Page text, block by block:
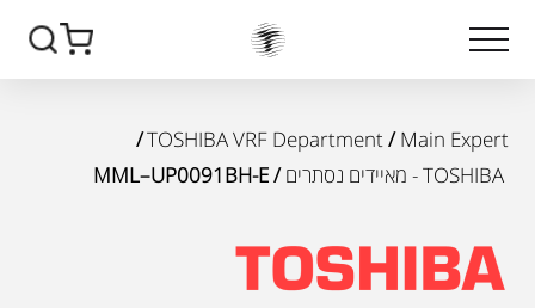
Main Expert
/
TOSHIBA VRF Department
/
TOSHIBA - מאיידים נסתרים
/ MML–UP0091BH-E